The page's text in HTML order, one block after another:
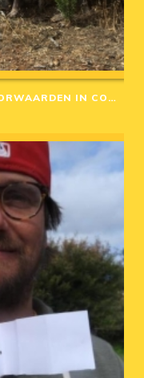
AANGEPASTE ANNULERINGSVOORWAARDEN IN CORONA-TIJD